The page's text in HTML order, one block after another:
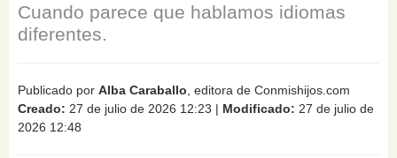
Cuando parece que hablamos idiomas
diferentes.
Publicado por Alba Caraballo, editora de Conmishijos.com
Creado: 27 de julio de 2026 12:23 | Modificado: 27 de julio de
2026 12:48